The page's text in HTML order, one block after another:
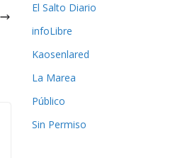
El Salto Diario
infoLibre
Kaosenlared
La Marea
Público
Sin Permiso